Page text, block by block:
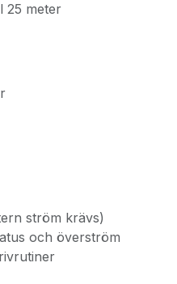
25 meter
ström krävs)
och överström